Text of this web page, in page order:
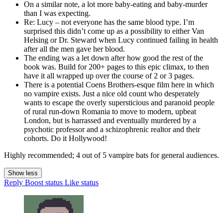
On a similar note, a lot more baby-eating and baby-murder
than I was expecting.
Re: Lucy – not everyone has the same blood type. I’m
surprised this didn’t come up as a possibility to either Van
Helsing or Dr. Steward when Lucy continued failing in health
after all the men gave her blood.
The ending was a let down after how good the rest of the
book was. Build for 200+ pages to this epic climax, to then
have it all wrapped up over the course of 2 or 3 pages.
There is a potential Coens Brothers-esque film here in which
no vampire exists. Just a nice old count who desperately
wants to escape the overly supersticious and paranoid people
of rural run-down Romania to move to modern, upbeat
London, but is harrassed and eventually murdered by a
psychotic professor and a schizophrenic realtor and their
cohorts. Do it Hollywood!
Highly recommended; 4 out of 5 vampire bats for general audiences.
Show less
Reply Boost status Like status